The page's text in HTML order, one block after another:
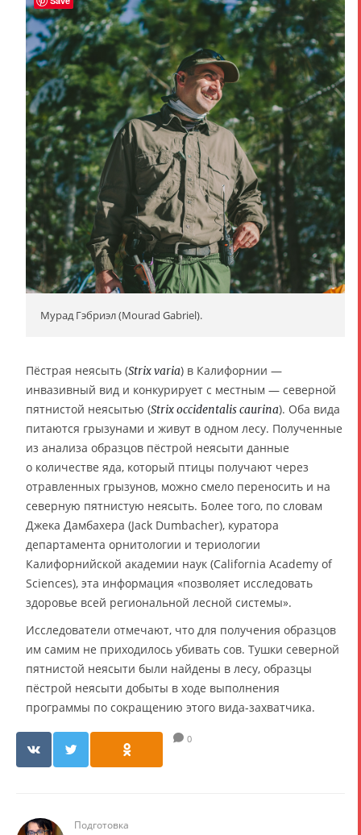
Мурад Гэбриэл (Mourad Gabriel).
Пёстрая неясыть (Strix varia) в Калифорнии —
инвазивный вид и конкурирует с местным — северной
пятнистой неясытью (Strix occidentalis caurina). Оба вида
питаются грызунами и живут в одном лесу. Полученные
из анализа образцов пёстрой неясыти данные
о количестве яда, который птицы получают через
отравленных грызунов, можно смело переносить и на
северную пятнистую неясыть. Более того, по словам
Джека Дамбахера (Jack Dumbacher), куратора
департамента орнитологии и териологии
Калифорнийской академии наук (California Academy of
Sciences), эта информация «позволяет исследовать
здоровье всей региональной лесной системы».
Исследователи отмечают, что для получения образцов
им самим не приходилось убивать сов. Тушки северной
пятнистой неясыти были найдены в лесу, образцы
пёстрой неясыти добыты в ходе выполнения
программы по сокращению этого вида-захватчика.
0
Подготовка